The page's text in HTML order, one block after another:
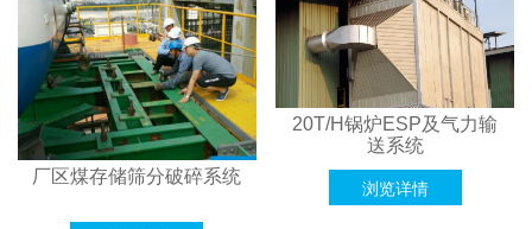
厂区煤存储筛分破碎系统
20T/H锅炉ESP及气力输
送系统
浏览详情